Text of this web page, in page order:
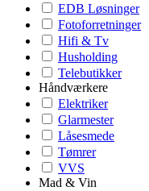
EDB Løsninger
Fotoforretninger
Hifi & Tv
Husholding
Telebutikker
Håndværkere
Elektriker
Glarmester
Låsesmede
Tømrer
VVS
Mad & Vin